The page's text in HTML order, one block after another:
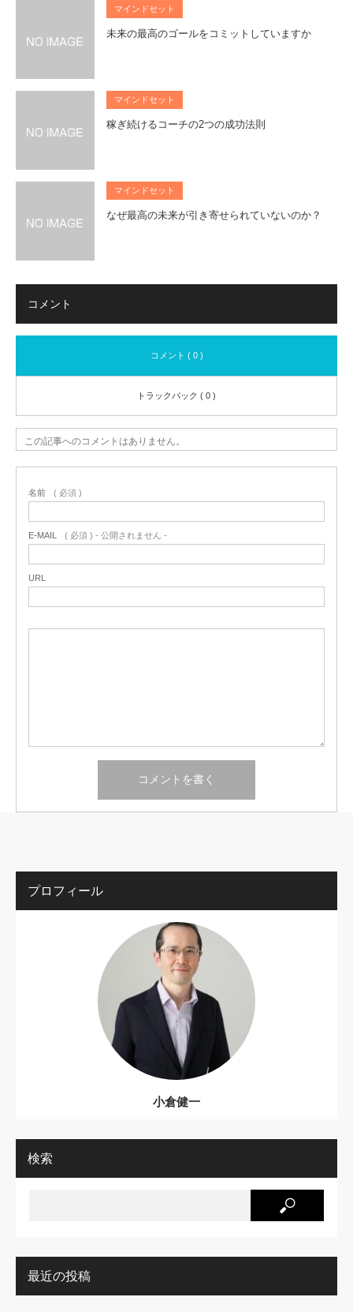
マインドセット
未来の最高のゴールをコミットしていますか
マインドセット
稼ぎ続けるコーチの2つの成功法則
マインドセット
なぜ最高の未来が引き寄せられていないのか？
コメント
コメント ( 0 )
トラックバック ( 0 )
この記事へのコメントはありません。
名前 ( 必須 )
E-MAIL ( 必須 ) - 公開されません -
URL
プロフィール
小倉健一
検索
最近の投稿